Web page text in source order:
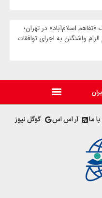
«تفاهم اسلام‌آباد» در تهران؛
واشنگتن به اجرای توافقات
ما آر اس اس گوگل نیوز